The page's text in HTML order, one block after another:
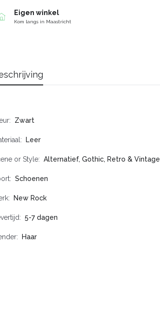
Eigen winkel
Kom langs in Maastricht
Zwart
Leer
or Style Alternatief, Gothic, Retro & Vintage
Schoenen
New Rock
5-7 dagen
Haar